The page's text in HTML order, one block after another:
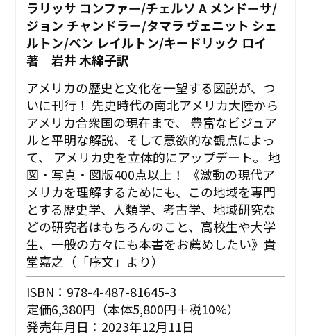
ラリッサ コンファー/チェルソ A メンドーサ/
ジョン チャンドラー/タマラ ヴェニット シェ
ルトン/ベン レイルトン/キードリック ロイ
著 岩井 木綿子訳
アメリカの歴史と文化を一望する図説が、つ
いに刊行！ 先史時代の南北アメリカ大陸から
アメリカ合衆国の現在まで、 豊富なビジュア
ルと平明な解説、そして意欲的な観点によっ
て、 アメリカ史を立体的にアップデート。 地
図・写真・図版400点以上！ 《激動の現代ア
メリカを理解するためにも、この地域を専門
とする歴史学、人類学、考古学、地域研究な
どの研究者はもちろんのこと、高校生や大学
生、一般の方々にも本書をお薦めしたい》――貴
堂嘉之（「序文」より）
ISBN：978-4-487-81645-3
定価6,380円（本体5,800円＋税10%）
発売年月日：2023年12月11日